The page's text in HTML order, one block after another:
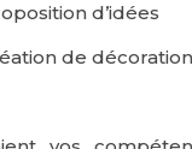
d’idées
de